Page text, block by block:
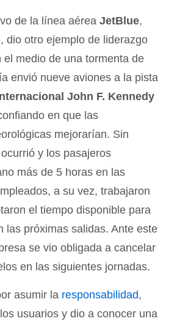
de la línea aérea JetBlue,
, dio otro ejemplo de liderazgo
el medio de una tormenta de
envió nueve aviones a la pista
John F. Kennedy
en que las
mejorarían. Sin
y los pasajeros
más de 5 horas en las
a su vez, trabajaron
el tiempo disponible para
las próximas salidas. Ante este
se vio obligada a cancelar
en las siguientes jornadas.
asumir la responsabilidad,
usuarios y dio a conocer una